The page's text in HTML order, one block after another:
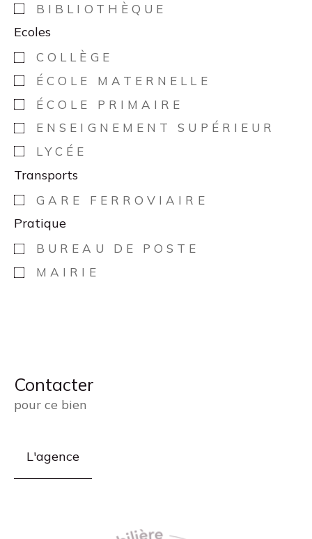
BIBLIOTHÈQUE
Ecoles
COLLÈGE
ÉCOLE MATERNELLE
ÉCOLE PRIMAIRE
ENSEIGNEMENT SUPÉRIEUR
LYCÉE
Transports
GARE FERROVIAIRE
Pratique
BUREAU DE POSTE
MAIRIE
Contacter
pour ce bien
L'agence